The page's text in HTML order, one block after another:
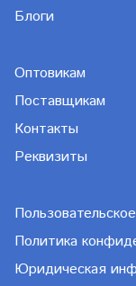
Блоги
Оптовикам
Поставщикам
Контакты
Реквизиты
Политика
Юридическая